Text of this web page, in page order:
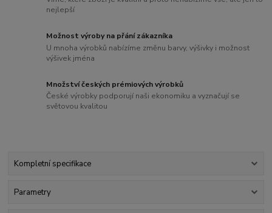
nejlepší
Možnost výroby na přání zákazníka
U mnoha výrobků nabízíme změnu barvy, výšivky i možnost
výšivek jména
Množství českých prémiových výrobků
České výrobky podporují naši ekonomiku a vyznačují se
světovou kvalitou
Kompletní specifikace
Parametry